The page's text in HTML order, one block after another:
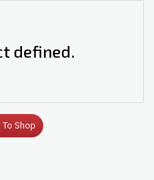
defined.
Shop